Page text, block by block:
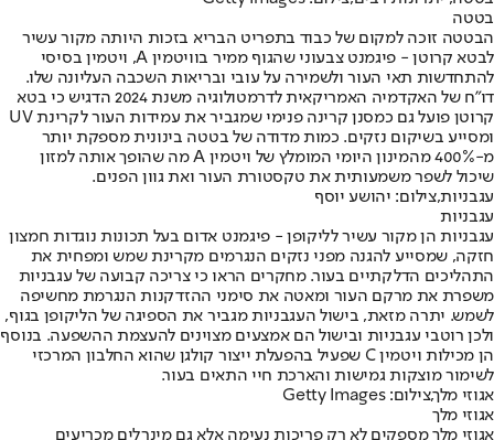
בטטה
הבטטה זוכה למקום של כבוד בתפריט הבריא בזכות היותה מקור עשיר
לבטא קרוטן - פיגמנט צבעוני שהגוף ממיר בוויטמין A, ויטמין בסיסי
להתחדשות תאי העור ולשמירה על עובי ובריאות השכבה העליונה שלו.
דו”ח של האקדמיה האמריקאית לדרמטולוגיה משנת 2024 הדגיש כי בטא
קרוטן פועל גם כמסנן קרינה פנימי שמגביר את עמידות העור לקרינת UV
ומסייע בשיקום נזקים. כמות מדודה של בטטה בינונית מספקת יותר
מ-400% מהמינון היומי המומלץ של ויטמין A מה שהופך אותה למזון
שיכול לשפר משמעותית את טקסטורת העור ואת גוון הפנים.
עגבניות,צילום: יהושע יוסף
עגבניות
עגבניות הן מקור עשיר לליקופן - פיגמנט אדום בעל תכונות נוגדות חמצון
חזקה, שמסייע להגנה מפני נזקים הנגרמים מקרינת שמש ומפחית את
התהליכים הדלקתיים בעור. מחקרים הראו כי צריכה קבועה של עגבניות
משפרת את מרקם העור ומאטה את סימני ההזדקנות הנגרמת מחשיפה
לשמש. יתרה מזאת, בישול העגבניות מגביר את הספיגה של הליקופן בגוף,
ולכן רוטבי עגבניות ובישול הם אמצעים מצוינים להעצמת ההשפעה. בנוסף
הן מכילות ויטמין C שפעיל בהפעלת ייצור קולגן שהוא החלבון המרכזי
לשימור מוצקות גמישות והארכת חיי התאים בעור.
אגוזי מלך,צילום: Getty Images
אגוזי מלך
אגוזי מלך מספקים לא רק פריכות נעימה אלא גם מינרלים מכריעים